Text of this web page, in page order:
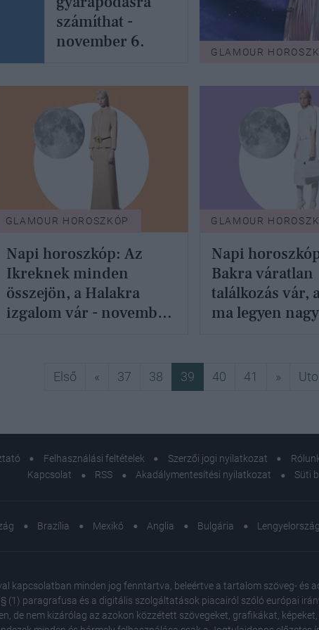
számíthat -
november 6.
GLAMOUR
GLAMOUR HOROSZKÓP
Napi horoszkóp: Az
Ikreknek minden
összejön, a Halakra
izgalom vár - november
GLAMOUR
Napi
Bakra váratlan
találkozás vár,
ma legyen
Első Első
« Előző
37 38 39 40 41 »
Felhasználási feltételek Szerzői jogi nyilatkozat
Kapcsolat
RSS Akadálymentesítési nyilatkozat Süti
Brazília Mexikó Anglia Bulgária Lengyelország
kapcsolatban minden jog fenntartva, beleértve a tartalom szöveg- és
(1) paragrafusa és a digitális szolgáltatások piacairól szóló európai
de nem kizárólag az azokon közzétett szövegeket, grafikákat,